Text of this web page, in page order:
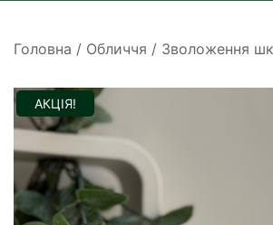
Головна / Обличчя / Зволоження
АКЦІЯ!